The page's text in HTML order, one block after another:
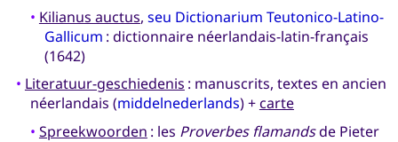
• Kilianus auctus, seu Dictionarium Teutonico-Latino-
Gallicum : dictionnaire néerlandais-latin-français
(1642)
• Literatuur-geschiedenis : manuscrits, textes en ancien
néerlandais (middelnederlands) +carte
• Spreekwoorden : les Proverbes flamandsde Pieter